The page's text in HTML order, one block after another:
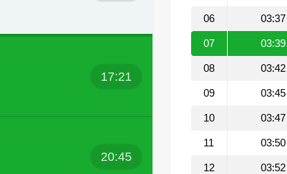
17:21
20:45
06 03:37
07 03:39
08 03:42
09 03:45
10 03:47
11 03:50
12 03:52